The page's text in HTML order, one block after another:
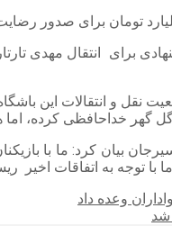
برای انتقال مهدی
نقل و انتقالات این
گهر خداحافظی کرده،
بیان کرد: ما با
با توجه به اتفاقات
وعده داد
شد